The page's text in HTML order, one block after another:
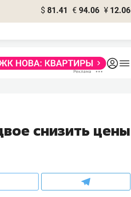
$ 81.41 € 94.06 ¥ 12.06
снизить цены